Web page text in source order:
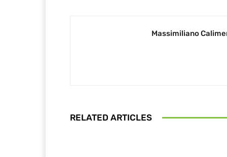
Massimiliano
RELATED ARTICLES